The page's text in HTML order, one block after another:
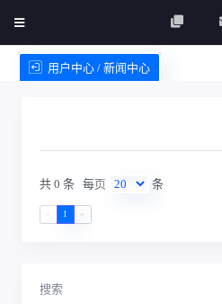
用户中心 / 新闻中心
共 0 条 每页 条
1 »
搜索